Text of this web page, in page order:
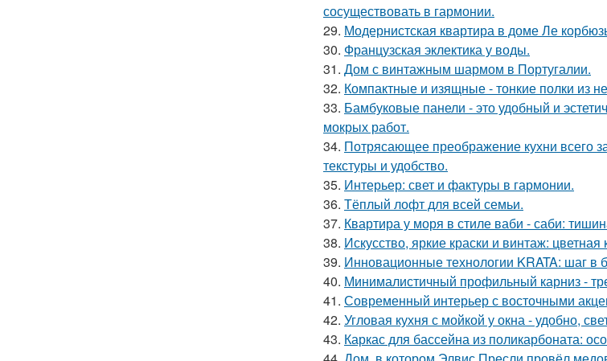
сосуществовать в гармонии.
29. Модернистская квартира в доме Ле
30. Французская эклектика у воды.
31. Дом с винтажным шармом в Португалии.
32. Компактные и изящные - тонкие полки из
33. Бамбуковые панели - это удобный и
мокрых работ.
34. Потрясающее преображение кухни всего
текстуры и удобство.
35. Интерьер: свет и фактуры в гармонии.
36. Тёплый лофт для всей семьи.
37. Квартира у моря в стиле ваби - саби:
38. Искусство, яркие краски и винтаж:
39. Инновационные технологии KRATA: шаг
40. Минималистичный профильный карниз -
41. Современный интерьер с восточными
42. Угловая кухня с мойкой у окна - удобно,
43. Каркас для бассейна из поликарбоната: